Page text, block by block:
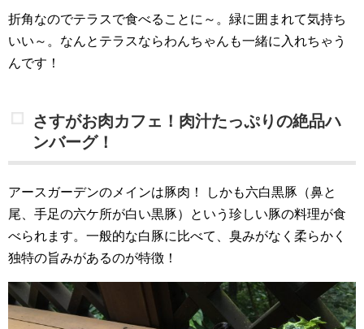
折角なのでテラスで食べることに～。緑に囲まれて気持ち
いい～。なんとテラスならわんちゃんも一緒に入れちゃう
んです！
さすがお肉カフェ！肉汁たっぷりの絶品ハ
ンバーグ！
アースガーデンのメインは豚肉！
しかも六白黒豚（鼻と
尾、手足の六ケ所が白い黒豚）という珍しい豚の料理が食
べられます。一般的な白豚に比べて、臭みがなく柔らかく
独特の旨みがあるのが特徴！